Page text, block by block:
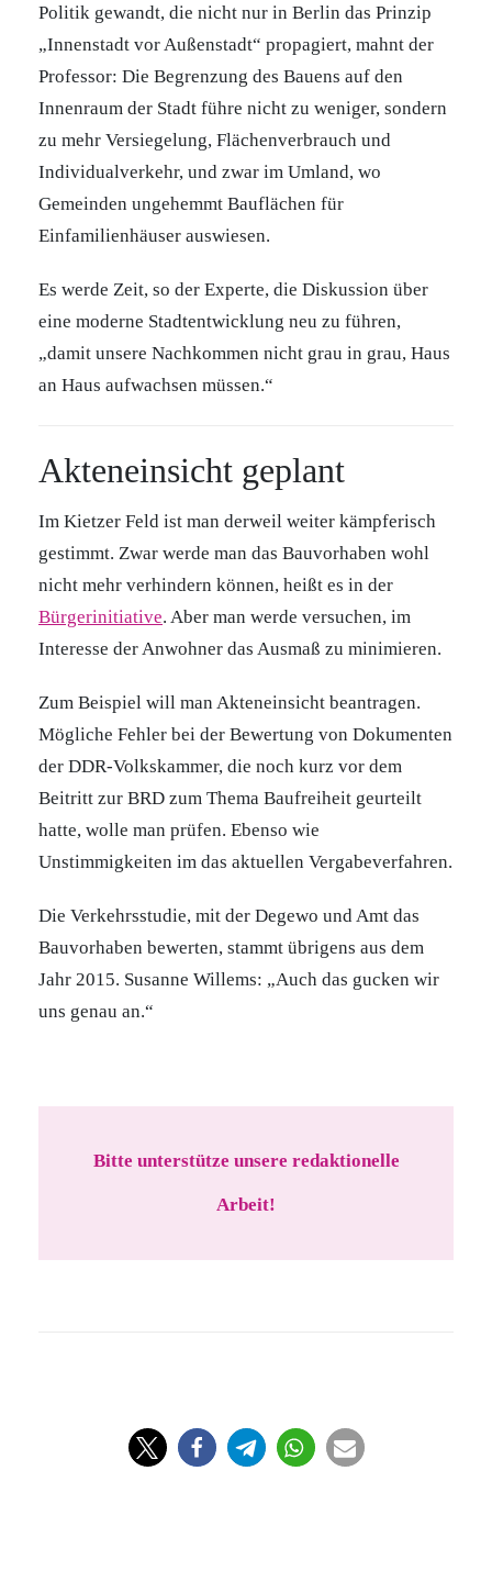
Politik gewandt, die nicht nur in Berlin das Prinzip
„Innenstadt vor Außenstadt“ propagiert, mahnt der
Professor: Die Begrenzung des Bauens auf den
Innenraum der Stadt führe nicht zu weniger, sondern
zu mehr Versiegelung, Flächenverbrauch und
Individualverkehr, und zwar im Umland, wo
Gemeinden ungehemmt Bauflächen für
Einfamilienhäuser auswiesen.
Es werde Zeit, so der Experte, die Diskussion über
eine moderne Stadtentwicklung neu zu führen,
„damit unsere Nachkommen nicht grau in grau, Haus
an Haus aufwachsen müssen.“
Akteneinsicht geplant
Im Kietzer Feld ist man derweil weiter kämpferisch
gestimmt. Zwar werde man das Bauvorhaben wohl
nicht mehr verhindern können, heißt es in der
Bürgerinitiative. Aber man werde versuchen, im
Interesse der Anwohner das Ausmaß zu minimieren.
Zum Beispiel will man Akteneinsicht beantragen.
Mögliche Fehler bei der Bewertung von Dokumenten
der DDR-Volkskammer, die noch kurz vor dem
Beitritt zur BRD zum Thema Baufreiheit geurteilt
hatte, wolle man prüfen. Ebenso wie
Unstimmigkeiten im das aktuellen Vergabeverfahren.
Die Verkehrsstudie, mit der Degewo und Amt das
Bauvorhaben bewerten, stammt übrigens aus dem
Jahr 2015. Susanne Willems: „Auch das gucken wir
uns genau an.“
Bitte unterstütze unsere redaktionelle
Arbeit!